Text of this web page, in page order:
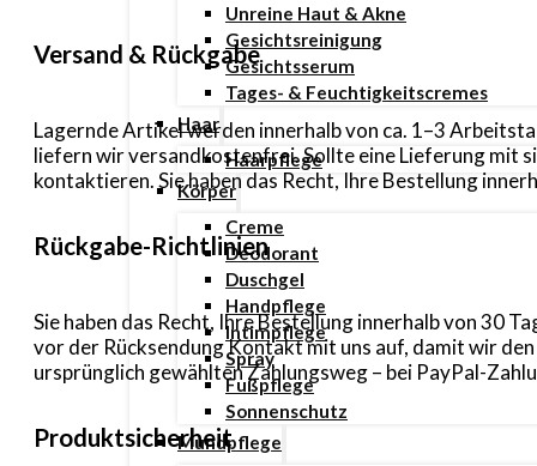
Unreine Haut & Akne
Gesichtsreinigung
Gesichtsserum
Tages- & Feuchtigkeitscremes
Haar
Haarpflege
Körper
Creme
Deodorant
Duschgel
Handpflege
Intimpflege
Spray
Fußpflege
Sonnenschutz
Mundpflege
Versand & Rückgabe
Lagernde Artikel werden innerhalb von ca. 1–3
liefern wir versandkostenfrei. Sollte eine Lieferung mit
kontaktieren. Sie haben das Recht, Ihre Bestellung
Rückgabe-Richtlinien
Sie haben das Recht, Ihre Bestellung innerhalb von 30
vor der Rücksendung Kontakt mit uns auf, damit wir
ursprünglich gewählten Zahlungsweg – bei PayPal-
Produktsicherheit